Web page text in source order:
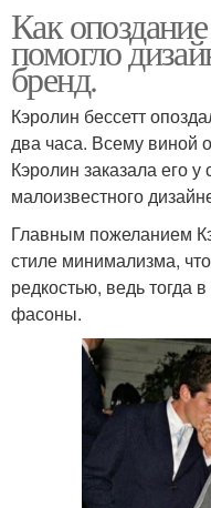
Как
помогло
бренд.
Кэролин бессетт
два часа. Всему виной
Кэролин заказала его у
малоизвестного
Главным пожеланием
стиле минимализма,
редкостью, ведь
фасоны.